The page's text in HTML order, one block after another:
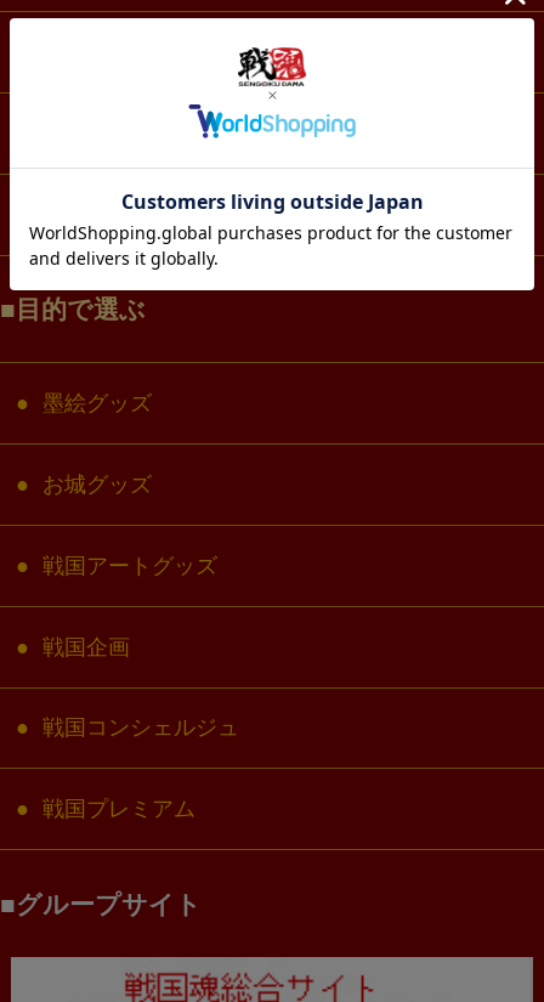
スマホ・IT・メディア
コラボ・キャラクター
目的で選ぶ
墨絵グッズ
お城グッズ
戦国アートグッズ
戦国企画
戦国コンシェルジュ
戦国プレミアム
グループサイト